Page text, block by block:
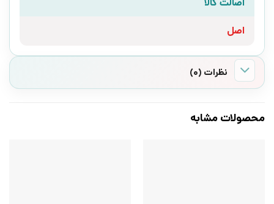
اصل
نظرات (0)
محصولات مشابه